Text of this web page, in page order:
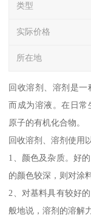
类型
实际价格
所在地
回收溶剂、溶剂是
而成为溶液。在日常
原子的有机化合物。
回收溶剂、溶剂使用
1、颜色及杂质。好
的颜色较深，则对涂
2、对基料具有较好
般地说，溶剂的溶解